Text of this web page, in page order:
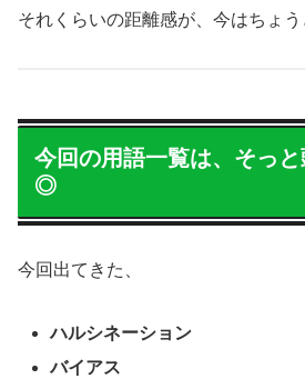
それくらいの距離感が、今はちょう
今回の用語一覧は、そっ
◎
今回出てきた、
ハルシネーション
バイアス